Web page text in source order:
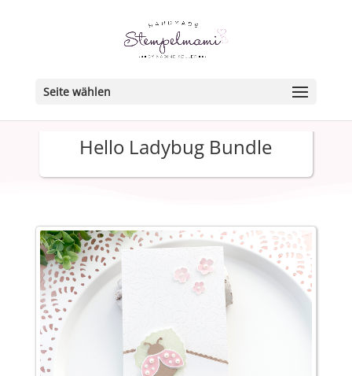
Seite wählen
Hello Ladybug Bundle